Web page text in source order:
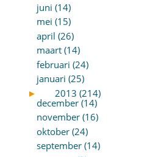
juni (14)
mei (15)
april (26)
maart (14)
februari (24)
januari (25)
►
2013 (214)
december (14)
november (16)
oktober (24)
september (14)